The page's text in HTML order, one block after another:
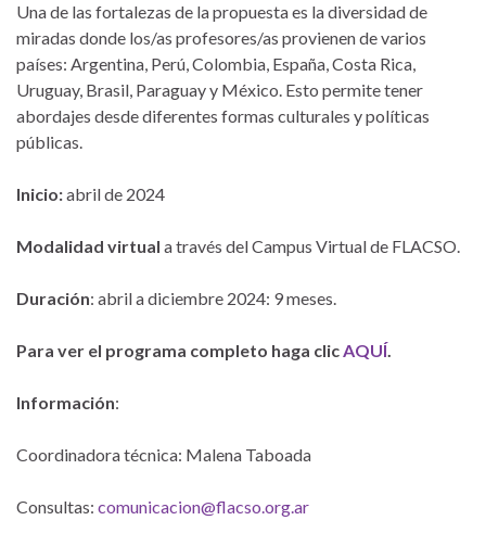
Una de las fortalezas de la propuesta es la diversidad de
miradas donde los/as profesores/as provienen de varios
países: Argentina, Perú, Colombia, España, Costa Rica,
Uruguay, Brasil, Paraguay y México. Esto permite tener
abordajes desde diferentes formas culturales y políticas
públicas.
Inicio:abril de 2024
Modalidad virtual a través del Campus Virtual de FLACSO.
Duración: abril a diciembre 2024: 9 meses.
Para ver el programa completo haga clicAQUÍ.
Información:
Coordinadora técnica: Malena Taboada
Consultas: comunicacion@flacso.org.ar